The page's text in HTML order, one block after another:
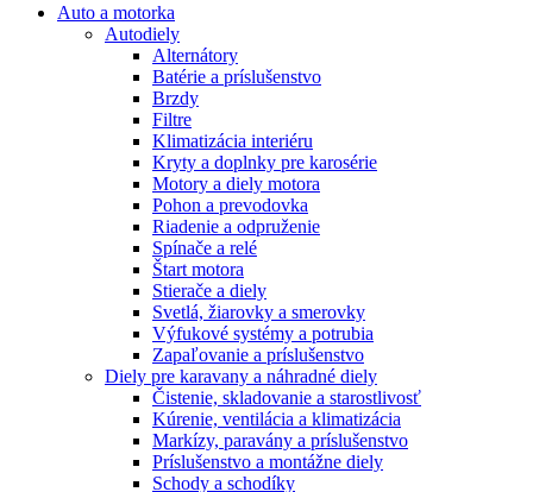
Auto a motorka
Autodiely
Alternátory
Batérie a príslušenstvo
Brzdy
Filtre
Klimatizácia interiéru
Kryty a doplnky pre karosérie
Motory a diely motora
Pohon a prevodovka
Riadenie a odpruženie
Spínače a relé
Štart motora
Stierače a diely
Svetlá, žiarovky a smerovky
Výfukové systémy a potrubia
Zapaľovanie a príslušenstvo
Diely pre karavany a náhradné diely
Čistenie, skladovanie a starostlivosť
Kúrenie, ventilácia a klimatizácia
Markízy, paravány a príslušenstvo
Príslušenstvo a montážne diely
Schody a schodíky